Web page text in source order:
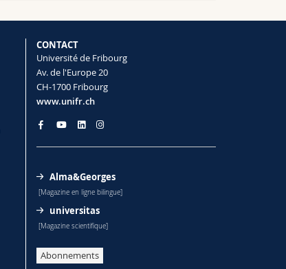
CONTACT
Université de Fribourg
Av. de l'Europe 20
CH-1700 Fribourg
www.unifr.ch
Alma&Georges
[Magazine en ligne bilingue]
universitas
[Magazine scientifique]
Abonnements